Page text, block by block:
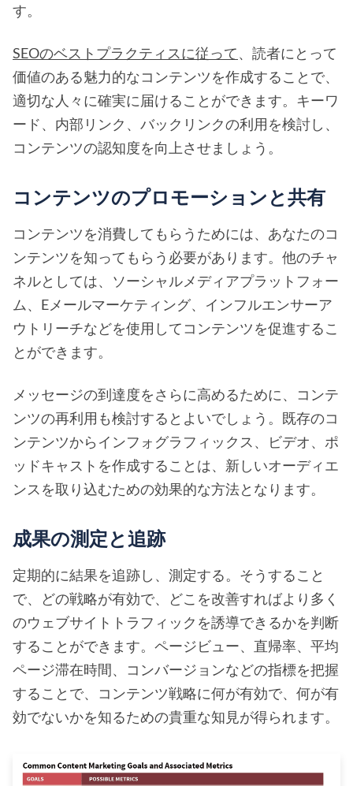
す。
SEOのベストプラクティスに従って、読者にとって
価値のある魅力的なコンテンツを作成することで、
適切な人々に確実に届けることができます。キーワ
ード、内部リンク、バックリンクの利用を検討し、
コンテンツの認知度を向上させましょう。
コンテンツのプロモーションと共有
コンテンツを消費してもらうためには、あなたのコ
ンテンツを知ってもらう必要があります。他のチャ
ネルとしては、ソーシャルメディアプラットフォー
ム、Eメールマーケティング、インフルエンサーア
ウトリーチなどを使用してコンテンツを促進するこ
とができます。
メッセージの到達度をさらに高めるために、コンテ
ンツの再利用も検討するとよいでしょう。既存のコ
ンテンツからインフォグラフィックス、ビデオ、ポ
ッドキャストを作成することは、新しいオーディエ
ンスを取り込むための効果的な方法となります。
成果の測定と追跡
定期的に結果を追跡し、測定する。そうすること
で、どの戦略が有効で、どこを改善すればより多く
のウェブサイトトラフィックを誘導できるかを判断
することができます。ページビュー、直帰率、平均
ページ滞在時間、コンバージョンなどの指標を把握
することで、コンテンツ戦略に何が有効で、何が有
効でないかを知るための貴重な知見が得られます。